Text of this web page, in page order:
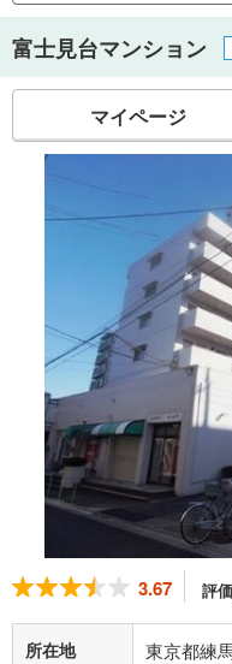
富士見台マンション
マイページ
3.67 評
所在地 東京都練